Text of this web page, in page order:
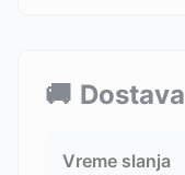
🚚 Dostava
Vreme slanja